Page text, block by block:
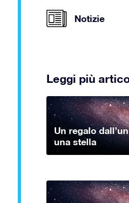
Notizie
Leggi più
Un regalo
una stella